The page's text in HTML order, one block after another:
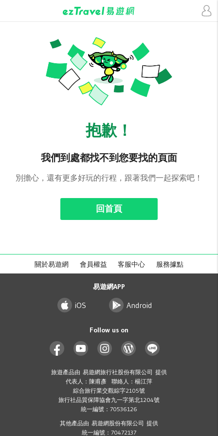
抱歉！
我們到處都找不到您要找的頁面
別擔心，還有更多好玩的行程，跟著我們一起探索吧！
回首頁
關於易遊網 會員權益 客服中心 服務據點
易遊網APP
iOS Android
Follow us on
旅遊產品由 易遊網旅行社股份有限公司 提供
代表人：陳甫彥 聯絡人：楊江萍
綜合旅行業交觀綜字2105號
旅行社品質保障協會九一字第北1204號
統一編號：70536126
其他產品由 易遊網股份有限公司 提供
統一編號：70472137